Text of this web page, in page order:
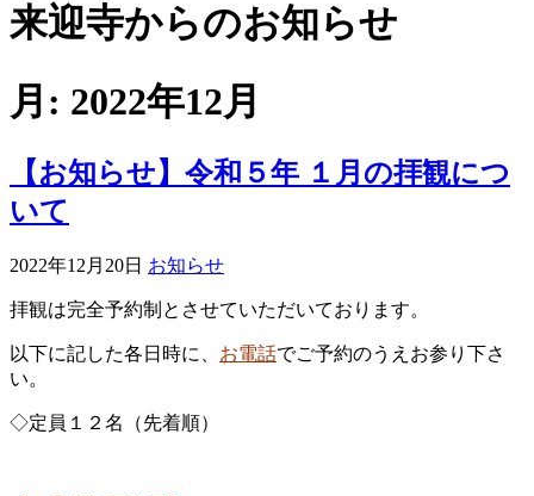
来迎寺からのお知らせ
月: 2022年12月
【お知らせ】令和５年 １月の拝観につ
いて
2022年12月20日 お知らせ
拝観は完全予約制とさせていただいております。
以下に記した各日時に、 お電話でご予約のうえお参り下さ
い。
◇定員１２名（先着順）